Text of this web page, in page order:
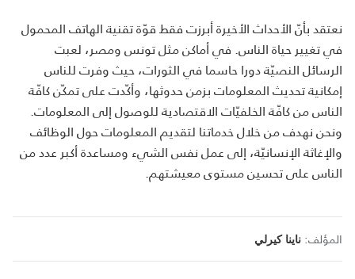
نعتقد بأنّ الأحداث الأخيرة أبرزت فقط قوّة تقنية الهاتف المحمول
في تغيير حياة الناس. في أماكن مثل تونس ومصر، لعبت
الرسائل النصيّة دورا حاسما في الثورات، حيث وفرت للناس
إمكانية تحديث المعلومات بزمن حدوثها، وأكّدت على تمكّن كافّة
الناس من كافّة الخلفيّات الاقتصادية للوصول إلى المعلومات.
ونحن نهدف من خلال خدماتنا لتقديم المعلومات حول الوظائف
والإغاثة الإنسانيّة، إلى عمل نفس الشيء ومساعدة أكبر عدد من
الناس على تحسين مستوى معيشتهم.
المؤلف: ناينا كيرلي